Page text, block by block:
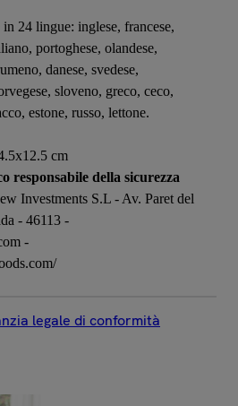
24 lingue: inglese, francese,
portoghese, olandese,
danese, svedese,
sloveno, greco, ceco,
estone, russo, lettone.
cm
responsabile della sicurezza
Investments S.L - Av. Paret del
- 46113 -
-
legale di conformità